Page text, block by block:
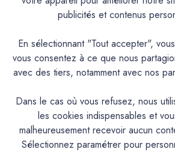
Documentation
Couleurs &
Le glacis pour béton teinté est un
base d'eau, à appliquer avant la
aqua. Il permet d’uniformiser la teinte
atténuant les différences de nuances et
l’ensemble de la surface. Sa formule
en phase aqueuse, facilite une
généralement en une à deux couches
publicités et contenus
En sélectionnant "Tout accepter",
vous consentez à ce que nous
avec des tiers, notamment avec nos
Dans le cas où vous refusez, nous
les cookies indispensables et
malheureusement recevoir aucun
Sélectionnez paramétrer pour